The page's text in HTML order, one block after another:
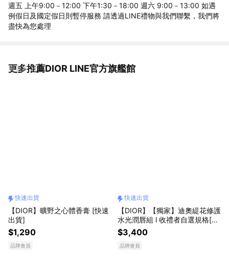
週五 上午9:00－12:00 下午1:30－18:00 週六 9:00－13:00 如遇
例假日及國定假日則暫停服務 請透過LINE禮物與我們聯繫，我們將
盡快為您處理
更多推薦DIOR LINE官方旗艦館
看更多
快速出貨
【DIOR】曠野之心體香膏 [快速
出貨]
$1,290
品牌會員
快速出貨
【DIOR】【獨家】迪奧緹花修護
水光潤唇組 l 收禮者自選規格[快
速出貨]
$3,400
品牌會員